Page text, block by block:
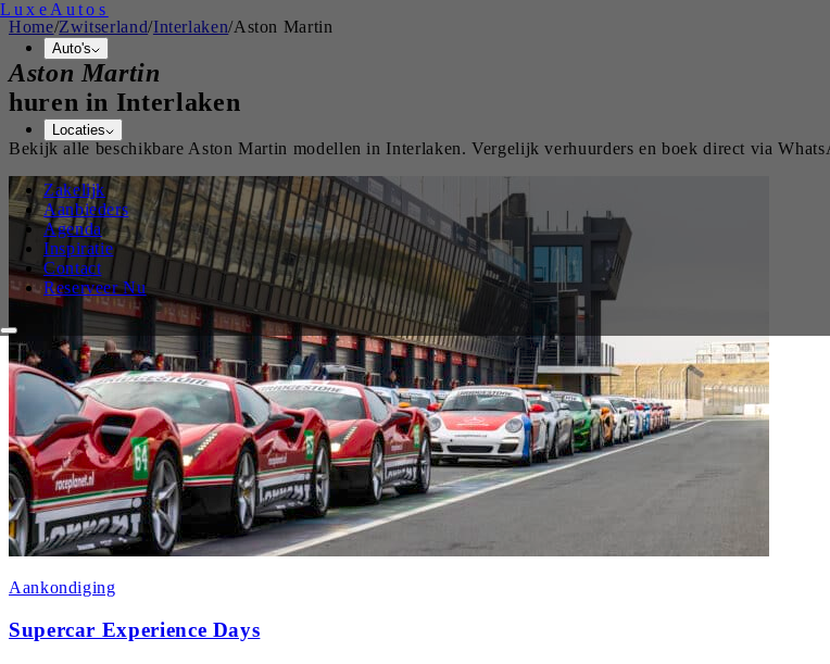
Luxe Autos
Auto's
Locaties
Zakelijk
Aanbieders
Agenda
Inspiratie
Contact
Reserveer Nu
Home/Zwitserland/Interlaken/Aston Martin
Aston Martin
huren in Interlaken
Bekijk alle beschikbare Aston Martin modellen in Interlaken. Vergelijk verhuurders en boek direct via
Aankondiging
Supercar Experience Days